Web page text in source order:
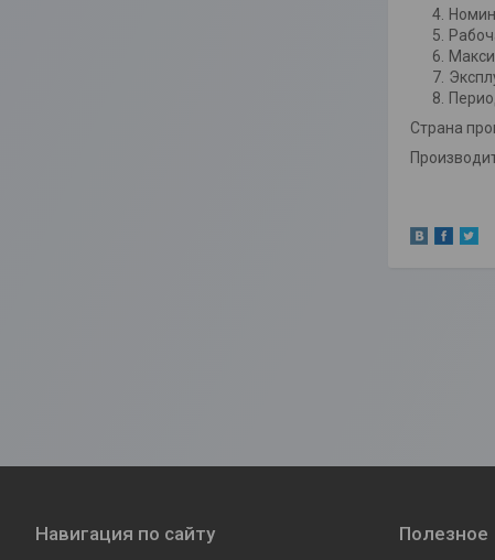
Страна
Навигация по сайту Полезное